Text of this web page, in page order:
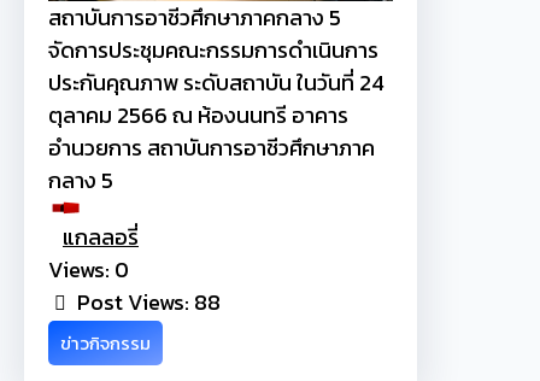
สถาบันการอาชีวศึกษาภาคกลาง 5
จัดการประชุมคณะกรรมการดำเนินการ
ประกันคุณภาพ ระดับสถาบัน ในวันที่ 24
ตุลาคม 2566 ณ ห้องนนทรี อาคาร
อำนวยการ สถาบันการอาชีวศึกษาภาค
กลาง 5
แกลลอรี่
Views: 0
Post Views: 88
ข่าวกิจกรรม